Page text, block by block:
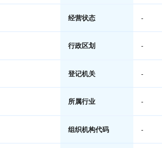
经营状态 -
行政区划 -
登记机关 -
所属行业 -
组织机构代码 -